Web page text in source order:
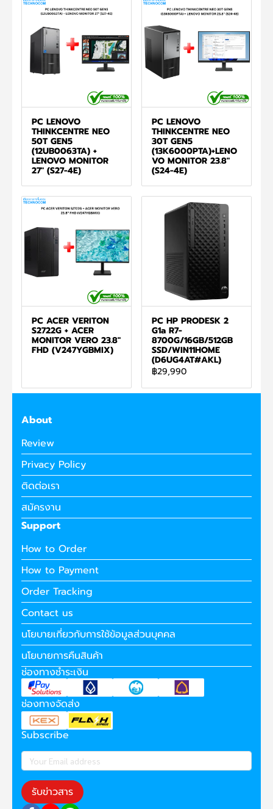
PC LENOVO
THINKCENTRE NEO
50T GEN5
(12UB0063TA) +
LENOVO MONITOR
27" (S27-4E)
PC LENOVO
THINKCENTRE NEO
30T GEN5
(13K6000PTA)+LENO
VO MONITOR 23.8"
(S24-4E)
PC ACER VERITON
S2722G + ACER
MONITOR VERO 23.8"
FHD (V247YGBMIX)
PC HP PRODESK 2
G1a R7-
8700G/16GB/512GB
SSD/WIN11HOME
(D6UG4AT#AKL)
฿29,990
About
Review
Privacy Policy
ติดต่อเรา
สมัครงาน
Support
How to Order
How to Payment
Order Tracking
Contact us
นโยบายเกี่ยวกับการใช้ข้อมูลส่วนบุคคล
นโยบายการคืนสินค้า
ช่องทางชำระเงิน
ช่องทางจัดส่ง
Subscribe
รับข่าวสาร